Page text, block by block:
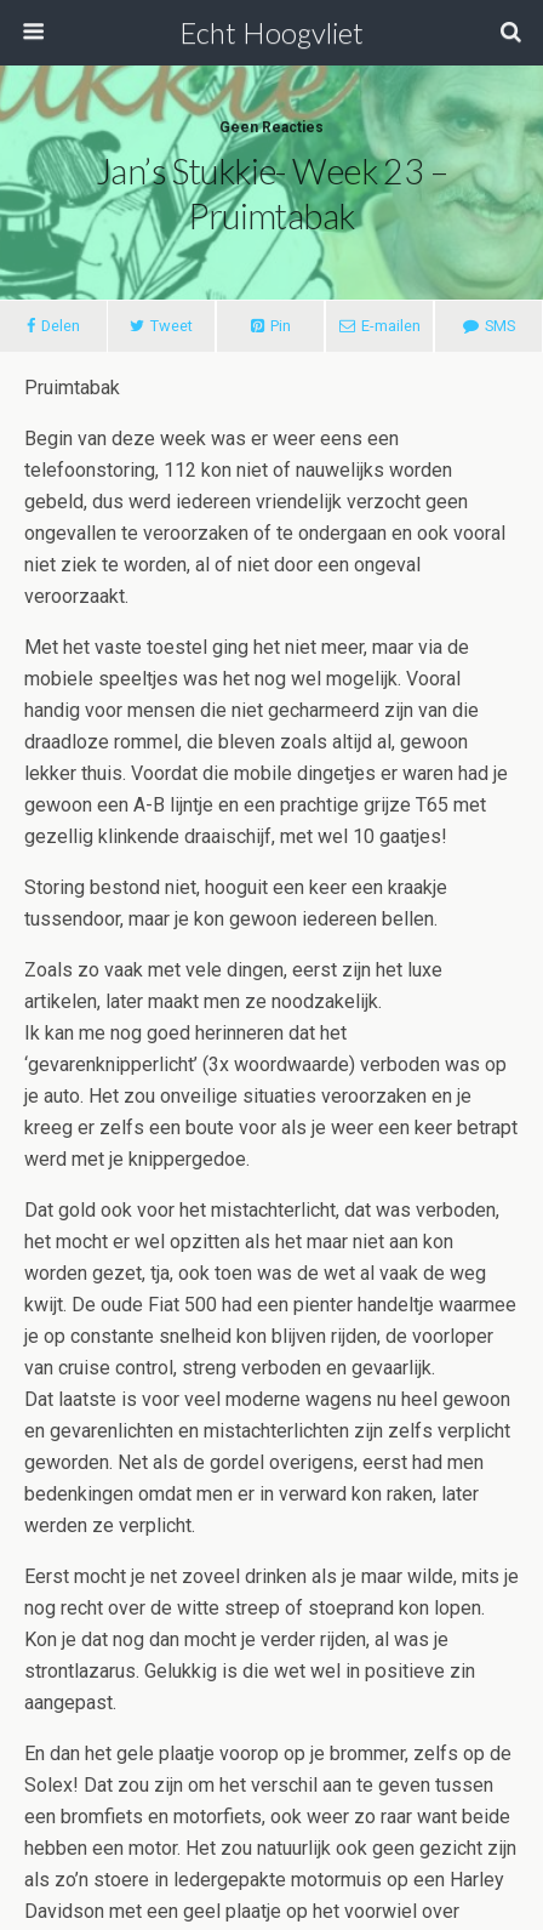
Echt Hoogvliet
Geen Reacties
Jan’s Stukkie- Week 23 –
Pruimtabak
Delen Tweet Pin E-mailen SMS
Pruimtabak
Begin van deze week was er weer eens een
telefoonstoring, 112 kon niet of nauwelijks worden
gebeld, dus werd iedereen vriendelijk verzocht geen
ongevallen te veroorzaken of te ondergaan en ook vooral
niet ziek te worden, al of niet door een ongeval
veroorzaakt.
Met het vaste toestel ging het niet meer, maar via de
mobiele speeltjes was het nog wel mogelijk. Vooral
handig voor mensen die niet gecharmeerd zijn van die
draadloze rommel, die bleven zoals altijd al, gewoon
lekker thuis. Voordat die mobile dingetjes er waren had je
gewoon een A-B lijntje en een prachtige grijze T65 met
gezellig klinkende draaischijf, met wel 10 gaatjes!
Storing bestond niet, hooguit een keer een kraakje
tussendoor, maar je kon gewoon iedereen bellen.
Zoals zo vaak met vele dingen, eerst zijn het luxe
artikelen, later maakt men ze noodzakelijk.
Ik kan me nog goed herinneren dat het
‘gevarenknipperlicht’ (3x woordwaarde) verboden was op
je auto. Het zou onveilige situaties veroorzaken en je
kreeg er zelfs een boute voor als je weer een keer betrapt
werd met je knippergedoe.
Dat gold ook voor het mistachterlicht, dat was verboden,
het mocht er wel opzitten als het maar niet aan kon
worden gezet, tja, ook toen was de wet al vaak de weg
kwijt. De oude Fiat 500 had een pienter handeltje waarmee
je op constante snelheid kon blijven rijden, de voorloper
van cruise control, streng verboden en gevaarlijk.
Dat laatste is voor veel moderne wagens nu heel gewoon
en gevarenlichten en mistachterlichten zijn zelfs verplicht
geworden. Net als de gordel overigens, eerst had men
bedenkingen omdat men er in verward kon raken, later
werden ze verplicht.
Eerst mocht je net zoveel drinken als je maar wilde, mits je
nog recht over de witte streep of stoeprand kon lopen.
Kon je dat nog dan mocht je verder rijden, al was je
strontlazarus. Gelukkig is die wet wel in positieve zin
aangepast.
En dan het gele plaatje voorop op je brommer, zelfs op de
Solex! Dat zou zijn om het verschil aan te geven tussen
een bromfiets en motorfiets, ook weer zo raar want beide
hebben een motor. Het zou natuurlijk ook geen gezicht zijn
als zo’n stoere in ledergepakte motormuis op een Harley
Davidson met een geel plaatje op het voorwiel over